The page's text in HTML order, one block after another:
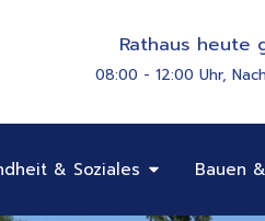
Rathaus heute
08:00 - 12:00 Uhr,
Kultur & Freizeit
& Soziales Öffne Bauen